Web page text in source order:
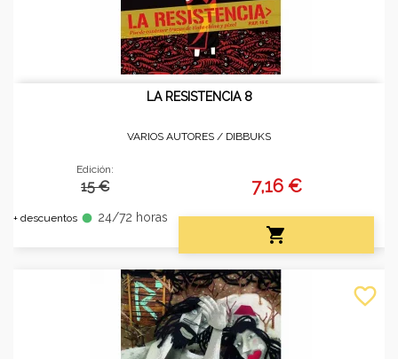
LA RESISTENCIA 8
VARIOS AUTORES / DIBBUKS
Edición:
15 €
+ descuentos fiber_manual_record 24/72 horas
7,16 €

favorite_border